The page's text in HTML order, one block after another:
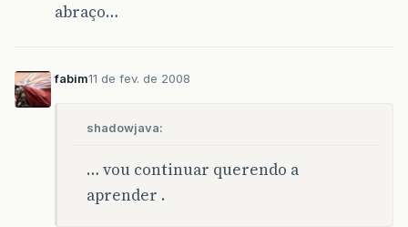
abraço…
fabim11 de fev. de 2008
shadowjava:
… vou continuar querendo a
aprender .